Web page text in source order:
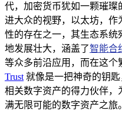
代，加密货币犹如一颗璀璨
进大众的视野，以太坊，
性的存在之一，其生态系
地发展壮大，涵盖了智能合
等众多前沿应用，而在这
Trust 就像是一把神奇的钥
相关数字资产的得力伙伴
满无限可能的数字资产之旅。